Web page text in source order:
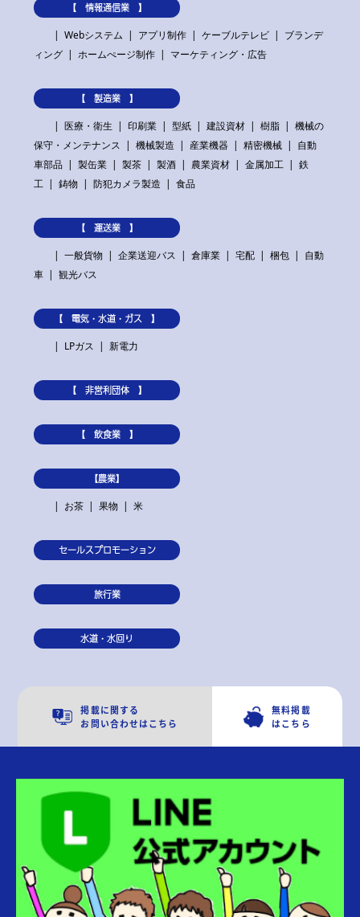
【 情報通信業 】
Webシステム
アプリ制作 ケーブルテレビ
ブランデ
ィング
ホームぺージ制作 マーケティング・広告
【 製造業 】
医療・衛生
印刷業 型紙 建設資材 樹脂
機械の
保守・メンテナンス
機械製造 産業機器 精密機械
自動
車部品
製缶業 製茶 製酒 農業資材 金属加工
鉄
工
鋳物 防犯カメラ製造 食品
【 運送業 】
一般貨物
企業送迎バス 倉庫業 宅配 梱包
自動
車
観光バス
【 電気・水道・ガス 】
LPガス
新電力
【 非営利団体 】
【 飲食業 】
【農業】
お茶
果物 米
セールスプロモーション
旅行業
水道・水回り
掲載に関する
お問い合わせはこちら
無料掲載
はこちら